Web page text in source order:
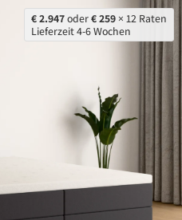
€ 2.947oder€ 259 × 12 Raten
Lieferzeit 4-6 Wochen